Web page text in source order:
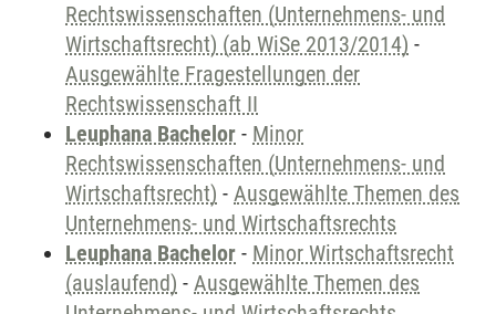
Rechtswissenschaften (Unternehmens- und
Wirtschaftsrecht) (ab WiSe 2013/2014) -
Ausgewählte Fragestellungen der
Rechtswissenschaft II
Leuphana Bachelor - Minor
Rechtswissenschaften (Unternehmens- und
Wirtschaftsrecht) - Ausgewählte Themen des
Unternehmens- und Wirtschaftsrechts
Leuphana Bachelor - Minor Wirtschaftsrecht
(auslaufend) - Ausgewählte Themen des